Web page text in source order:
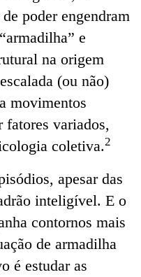
poder engendram
e
na origem
(ou não)
movimentos
variados,
coletiva.2
apesar das
inteligível. E o
contornos mais
de armadilha
é estudar as